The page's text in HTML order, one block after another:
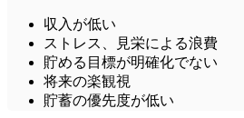
収入が低い
ストレス、見栄による浪費
貯める目標が明確化でない
将来の楽観視
貯蓄の優先度が低い